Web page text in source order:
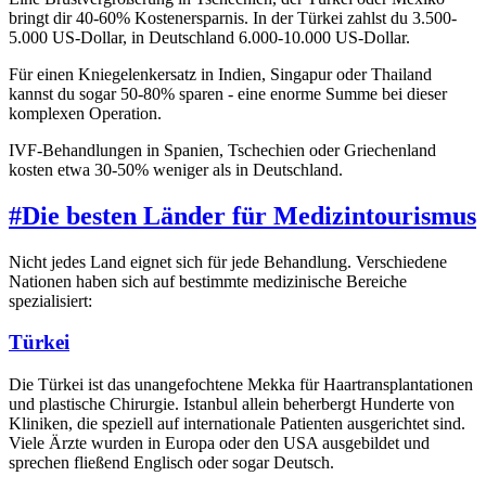
bringt dir 40-60% Kostenersparnis. In der Türkei zahlst du 3.500-
5.000 US-Dollar, in Deutschland 6.000-10.000 US-Dollar.
Für einen Kniegelenkersatz in Indien, Singapur oder Thailand
kannst du sogar 50-80% sparen - eine enorme Summe bei dieser
komplexen Operation.
IVF-Behandlungen in Spanien, Tschechien oder Griechenland
kosten etwa 30-50% weniger als in Deutschland.
#Die besten Länder für Medizintourismus
Nicht jedes Land eignet sich für jede Behandlung. Verschiedene
Nationen haben sich auf bestimmte medizinische Bereiche
spezialisiert:
Türkei
Die Türkei ist das unangefochtene Mekka für Haartransplantationen
und plastische Chirurgie. Istanbul allein beherbergt Hunderte von
Kliniken, die speziell auf internationale Patienten ausgerichtet sind.
Viele Ärzte wurden in Europa oder den USA ausgebildet und
sprechen fließend Englisch oder sogar Deutsch.